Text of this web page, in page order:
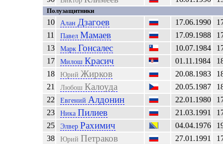
Полузащитники
10 Алан Дзагоев 17.06.1990
11
Павел Мамаев 17.09.1988
13
Марк Гонсалес 10.07.1984
17
Милош Красич 01.11.1984
18
Юрий Жирков 20.08.1983
21
Любош Калоуда 20.05.1987
22
Евгений Алдонин 22.01.1980
23
Ника Пилиев 21.03.1991
25
Элвер Рахимич 04.04.1976
38
Юрий Петраков 27.01.1991